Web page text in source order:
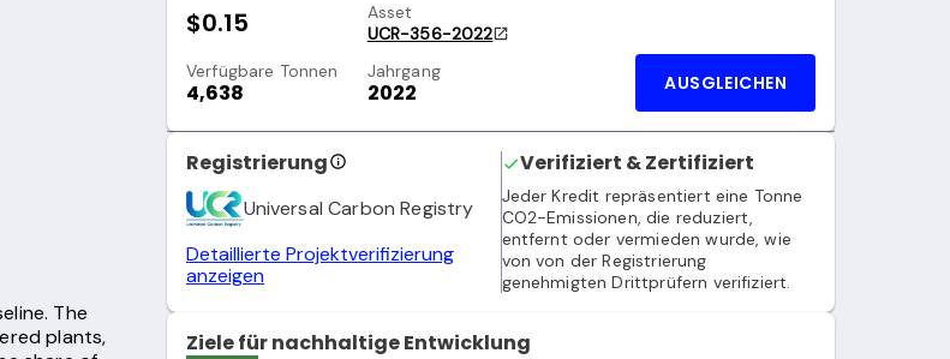
The
plants,
$0.15
Asset
UCR-356-2022
Verfügbare Tonnen
4,638
Jahrgang
2022 AUSGLEICHEN
Registrierung
Universal Carbon Registry
Detaillierte Projektverifizierung
anzeigen
Verifiziert & Zertifiziert
Jeder Kredit repräsentiert eine Tonne
CO2-Emissionen, die reduziert,
entfernt oder vermieden wurde, wie
von von der Registrierung
genehmigten Drittprüfern verifiziert.
Ziele für nachhaltige Entwicklung